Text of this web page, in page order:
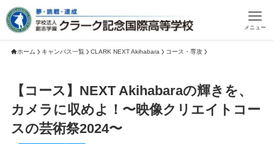
メニュー
ホーム キャンパス一覧 CLARK NEXT Akihabara コース・専攻
【コース】NEXT Akihabaraの輝きを、
カメラに収めよ！〜映像クリエイトコー
スの芸術祭2024〜